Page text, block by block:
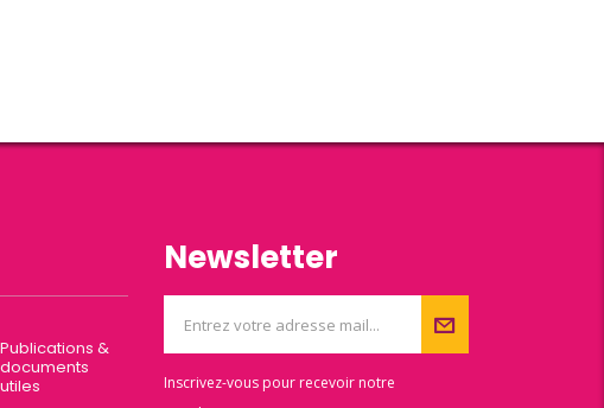
Publications &
documents
utiles
Newsletter
Inscrivez-vous pour recevoir notre